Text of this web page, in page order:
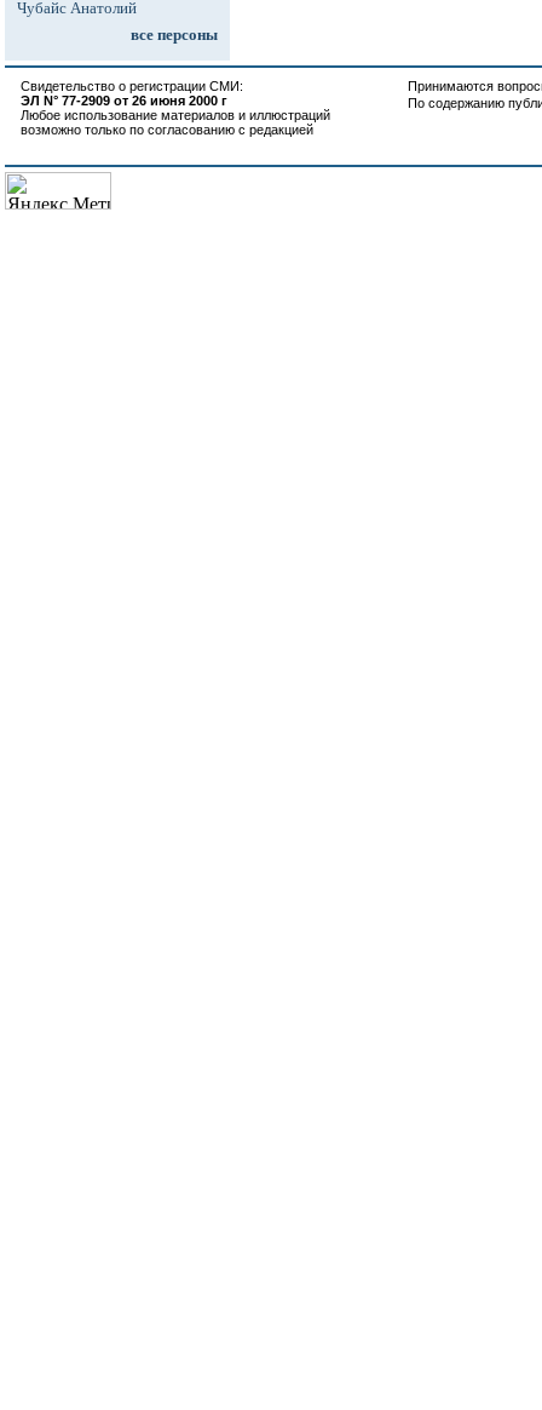
Чубайс Анатолий
все персоны
Свидетельство о регистрации СМИ:
ЭЛ N° 77-2909 от 26 июня 2000 г
Любое использование материалов и иллюстраций
возможно только по согласованию с редакцией
Принимаются
По содержанию